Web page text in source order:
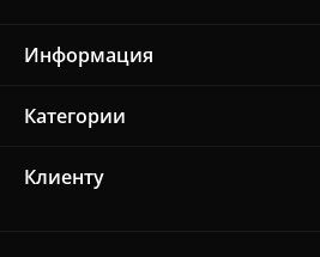
Информация
Категории
Клиенту